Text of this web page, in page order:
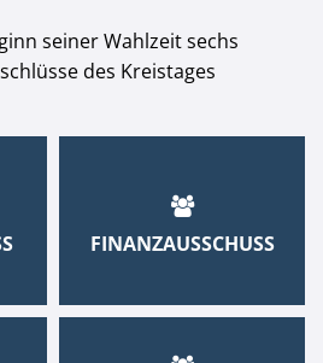
seiner Wahlzeit sechs
des Kreistages
FINANZAUSSCHUSS